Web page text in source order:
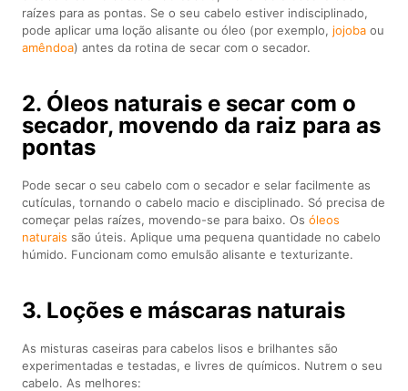
raízes para as pontas. Se o seu cabelo estiver indisciplinado,
pode aplicar uma loção alisante ou óleo (por exemplo, jojobaou
amêndoa) antes da rotina de secar com o secador.
2. Óleos naturais e secar com o
secador, movendo da raiz para as
pontas
Pode secar o seu cabelo com o secador e selar facilmente as
cutículas, tornando o cabelo macio e disciplinado. Só precisa de
começar pelas raízes, movendo-se para baixo. Os óleos
naturais são úteis. Aplique uma pequena quantidade no cabelo
húmido. Funcionam como emulsão alisante e texturizante.
3. Loções e máscaras naturais
As misturas caseiras para cabelos lisos e brilhantes são
experimentadas e testadas, e livres de químicos. Nutrem o seu
cabelo. As melhores: